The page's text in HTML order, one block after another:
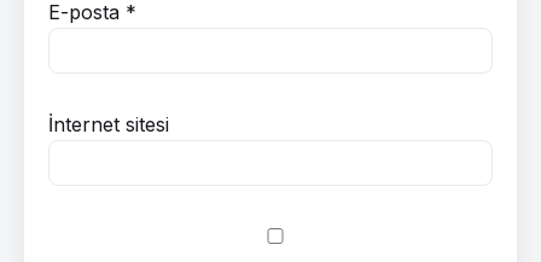
E-posta *
İnternet sitesi